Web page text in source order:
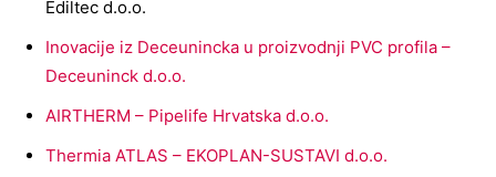
Ediltec d.o.o.
Inovacije iz Deceunincka u proizvodnji PVC profila –
Deceuninck d.o.o.
AIRTHERM – Pipelife Hrvatska d.o.o.
Thermia ATLAS – EKOPLAN-SUSTAVI d.o.o.